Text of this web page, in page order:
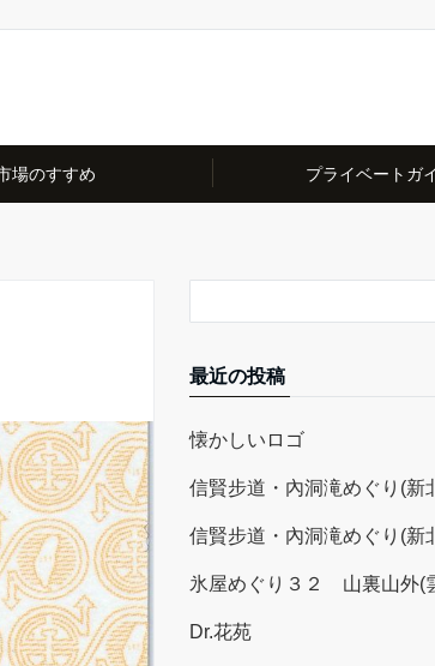
場のすすめ プライベートガ
最近の投稿
懐かしいロゴ
信賢步道・內洞滝めぐり(
信賢步道・內洞滝めぐり(
氷屋めぐり３２ 山裏山外(
Dr.花苑